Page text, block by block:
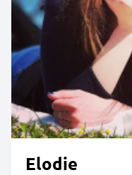
Elodie